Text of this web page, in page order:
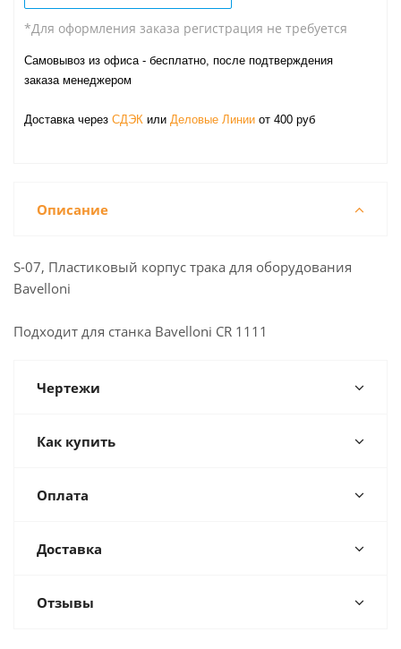
*Для оформления заказа регистрация не требуется
Самовывоз из офиса - бесплатно, после подтверждения
заказа менеджером
Доставка через СДЭК или Деловые Линии от 400 руб
Описание
S-07, Пластиковый корпус трака для оборудования
Bavelloni
Подходит для станка Bavelloni CR 1111
Чертежи
Как купить
Оплата
Доставка
Отзывы